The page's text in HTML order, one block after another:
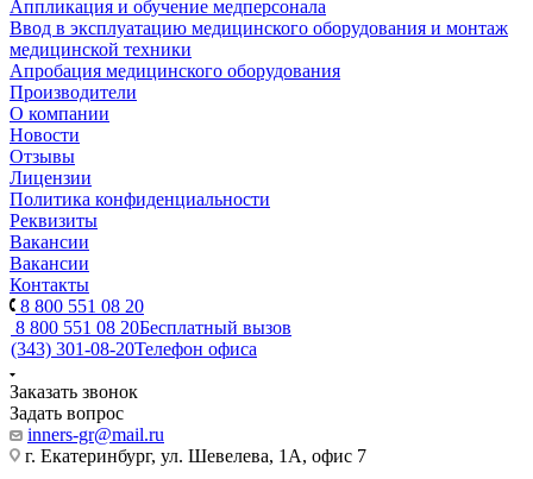
Аппликация и обучение медперсонала
Ввод в эксплуатацию медицинского оборудования и монтаж
медицинской техники
Апробация медицинского оборудования
Производители
О компании
Новости
Отзывы
Лицензии
Политика конфиденциальности
Реквизиты
Вакансии
Вакансии
Контакты
8 800 551 08 20
8 800 551 08 20Бесплатный вызов
(343) 301-08-20Телефон офиса
Заказать звонок
Задать вопрос
inners-gr@mail.ru
г. Екатеринбург, ул. Шевелева, 1А, офис 7